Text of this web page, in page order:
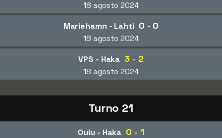
18 agosto 2024
Mariehamn - Lahti 0 - 0
18 agosto 2024
VPS - Haka 3 - 2
18 agosto 2024
Turno 21
Oulu - Haka 0 - 1